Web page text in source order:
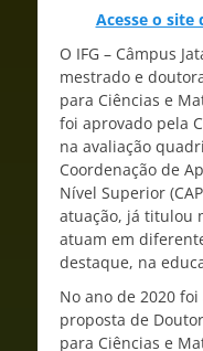
Acesse o site
O IFG – Câmpus
mestrado e
para Ciências e
foi aprovado pela
na avaliação
Coordenação de
Nível Superior
atuação, já titulou
atuam em
destaque, na
No ano de 2020 foi
proposta de
para Ciências e